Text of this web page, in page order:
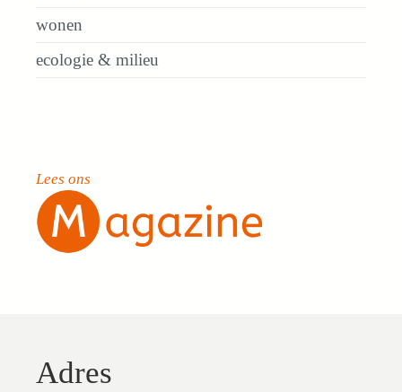
wonen
ecologie & milieu
Lees ons
Adres